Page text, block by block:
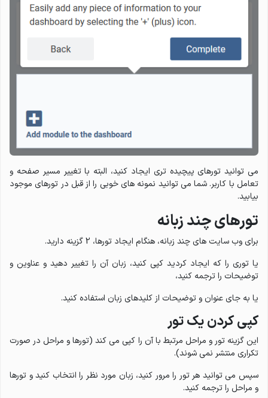
می توانید تورهای پیچیده تری ایجاد کنید، البته با تغییر مسیر صفحه و
تعامل با کاربر. شما می توانید نمونه های خوبی را از قبل در تورهای موجود
بیابید.
تورهای چند زبانه
برای وب سایت های چند زبانه، هنگام ایجاد تورها، 2 گزینه دارید.
یا توری را که ایجاد کردید کپی کنید، زبان آن را تغییر دهید و عناوین و
توضیحات را ترجمه کنید،
یا به جای عنوان و توضیحات از کلیدهای زبان استفاده کنید.
کپی کردن یک تور
این گزینه تور و مراحل مرتبط با آن را کپی می کند (تورها و مراحل در صورت
تکراری منتشر نمی شوند).
سپس می توانید هر تور را مرور کنید، زبان مورد نظر را انتخاب کنید و تورها
و مراحل را ترجمه کنید.